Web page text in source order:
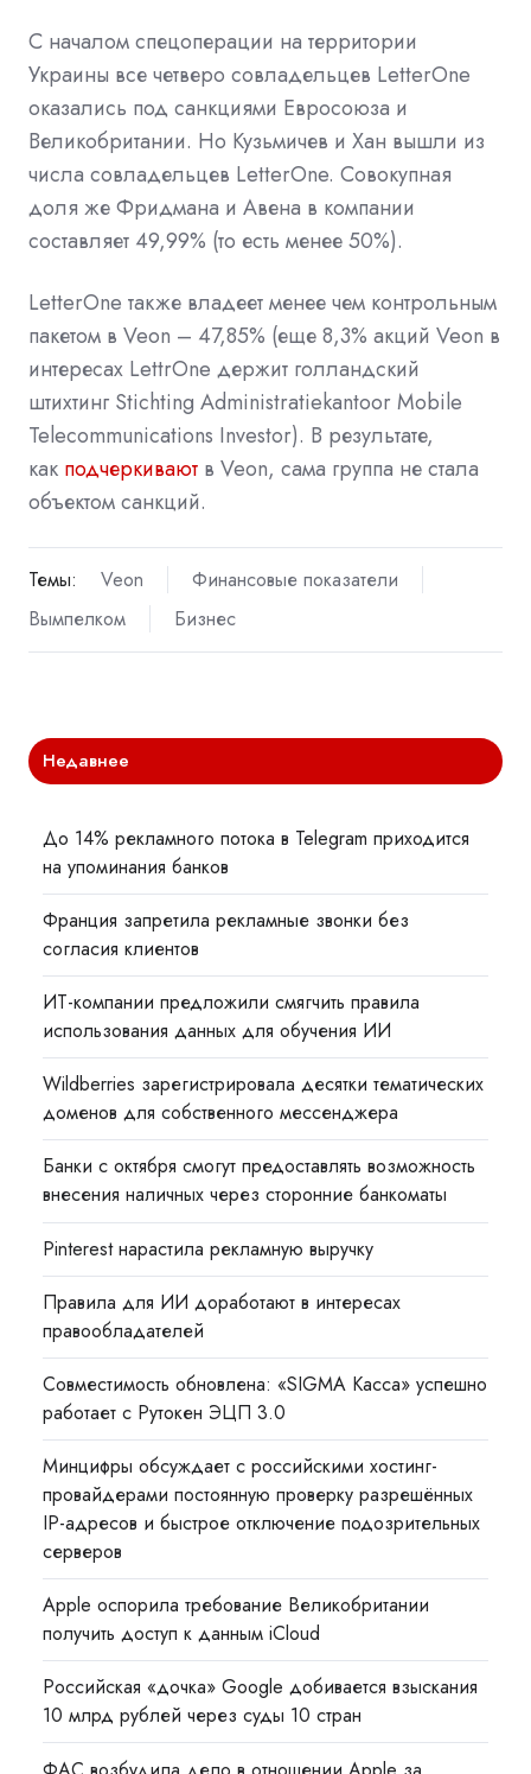
С началом спецоперации на территории
Украины все четверо совладельцев LetterOne
оказались под санкциями Евросоюза и
Великобритании. Но Кузьмичев и Хан вышли из
числа совладельцев LetterOne. Совокупная
доля же Фридмана и Авена в компании
составляет 49,99% (то есть менее 50%).
LetterOne также владеет менее чем контрольным
пакетом в Veon – 47,85% (еще 8,3% акций Veon в
интересах LettrOne держит голландский
штихтинг Stichting Administratiekantoor Mobile
Telecommunications Investor). В результате,
как подчеркивают в Veon, сама группа не стала
объектом санкций.
Темы: Veon
Финансовые показатели
Вымпелком
Бизнес
Недавнее
До 14% рекламного потока в Telegram приходится
на упоминания банков
Франция запретила рекламные звонки без
согласия клиентов
ИТ-компании предложили смягчить правила
использования данных для обучения ИИ
Wildberries зарегистрировала десятки тематических
доменов для собственного мессенджера
Банки с октября смогут предоставлять возможность
внесения наличных через сторонние банкоматы
Pinterest нарастила рекламную выручку
Правила для ИИ доработают в интересах
правообладателей
Совместимость обновлена: «SIGMA Касса» успешно
работает с Рутокен ЭЦП 3.0
Минцифры обсуждает с российскими хостинг-
провайдерами постоянную проверку разрешённых
IP-адресов и быстрое отключение подозрительных
серверов
Apple оспорила требование Великобритании
получить доступ к данным iCloud
Российская «дочка» Google добивается взыскания
10 млрд рублей через суды 10 стран